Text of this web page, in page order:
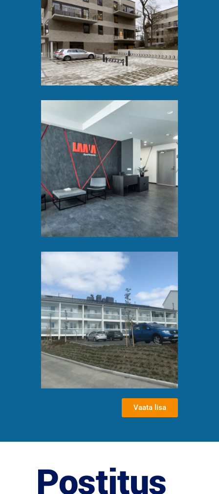
kortermaja
ventilatsioonitöö
d
Laava
Apartments led
lahendus
Kaks paarismaja
Soomes, Sipoos
Vaata lisa
Postitus